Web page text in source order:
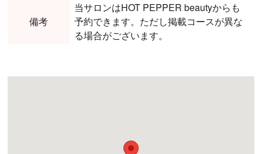
備考
当サロンはHOT PEPPER beautyからも
予約できます。ただし掲載コースが異な
る場合がございます。